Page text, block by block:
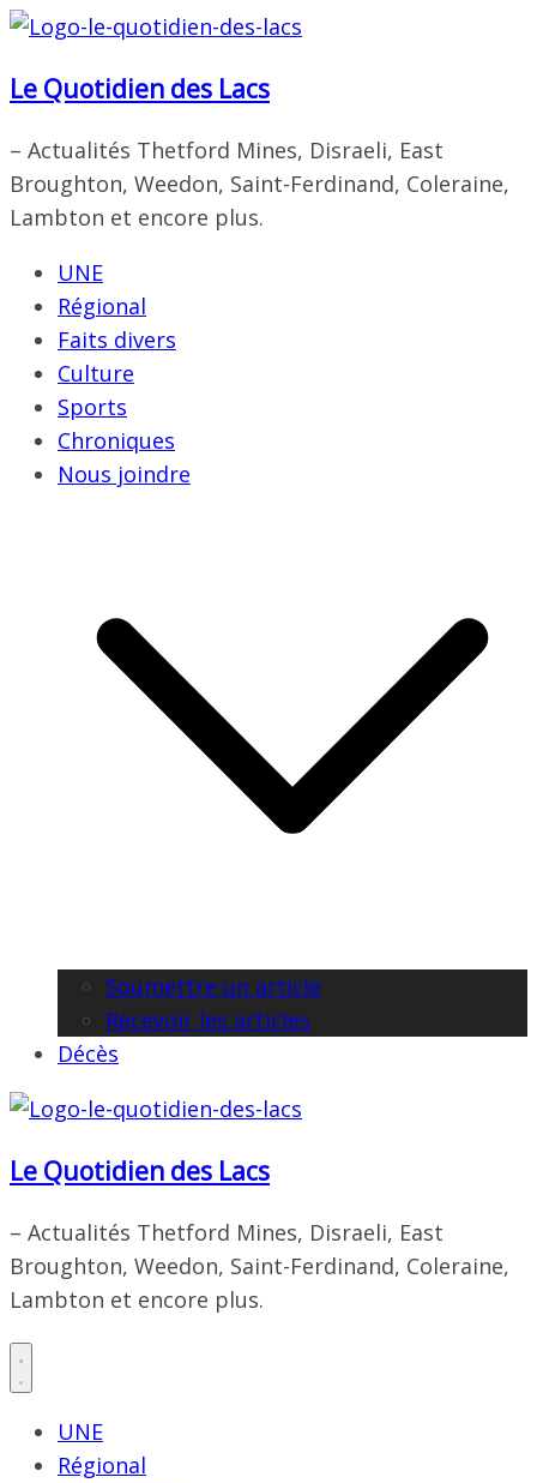
Passer
contenu
Le Quotidien des Lacs
– Actualités Thetford Mines, Disraeli, East
Broughton, Weedon, Saint-Ferdinand, Coleraine,
Lambton et encore plus.
UNE
Régional
Faits divers
Culture
Sports
Chroniques
Nous joindre
Soumettre un article
Recevoir les articles
Décès
Le Quotidien des Lacs
– Actualités Thetford Mines, Disraeli, East
Broughton, Weedon, Saint-Ferdinand, Coleraine,
Lambton et encore plus.
UNE
Régional